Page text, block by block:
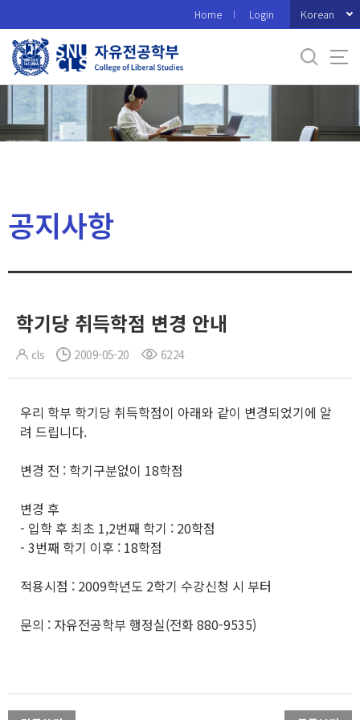
로
메
Home Login Korean
공지사항
학기당 취득학점 변경 안내
cls 2009-05-20 6224
우리 학부 학기당 취득학점이 아래와 같이 변경되었기에 알
려 드립니다.
변경 전 : 학기구분없이 18학점
변경 후
- 입학 후 최초 1,2번째 학기 : 20학점
- 3번째 학기 이후 : 18학점
적용시점 : 2009학년도 2학기 수강신청 시 부터
문의 : 자유전공학부 행정실(전화 880-9535)